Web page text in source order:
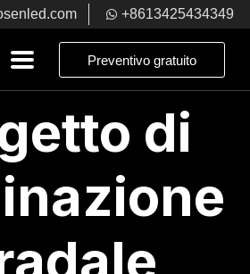
+8613425434349
Preventivo gratuito
di